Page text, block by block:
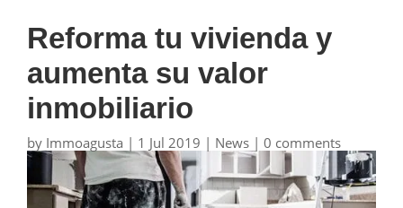
Reforma tu vivienda y
aumenta su valor
inmobiliario
by Immoagusta | 1 Jul 2019 | News | 0 comments